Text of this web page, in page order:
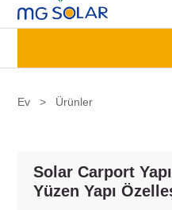
Ev > Ürünler
Solar Carport
Yüzen Yapı